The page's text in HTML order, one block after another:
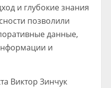
и глубокие знания
позволили
данные,
и
Виктор Зинчук